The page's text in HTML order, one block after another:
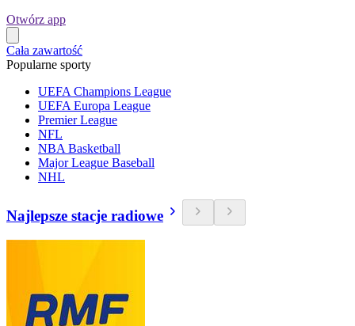
Otwórz app
Cała zawartość
Popularne sporty
UEFA Champions League
UEFA Europa League
Premier League
NFL
NBA Basketball
Major League Baseball
NHL
Najlepsze stacje radiowe